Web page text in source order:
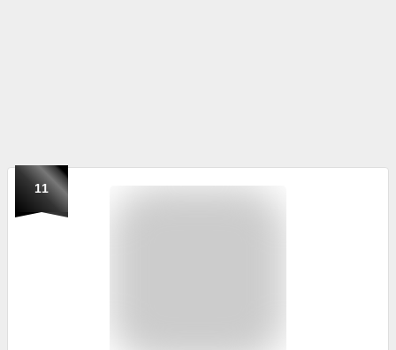
11